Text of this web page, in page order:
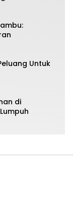
Untuk
di